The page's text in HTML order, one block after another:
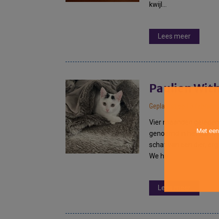
kwijl…
Lees meer
Geplaatst op 13 februari
Vier maanden geleden
genoemd in het asiel)
schat van een dier, erg
We he…
Lees meer
Met